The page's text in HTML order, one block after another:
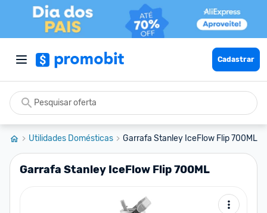
Cadastrar
Utilidades Domésticas Garrafa Stanley IceFlow Flip 700ML
Garrafa Stanley IceFlow Flip 700ML